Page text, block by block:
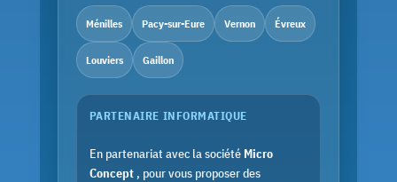
Ménilles Pacy-sur-Eure Vernon Évreux
Louviers Gaillon
PARTENAIRE INFORMATIQUE
En partenariat avec la société Micro
Concept , pour vous proposer des